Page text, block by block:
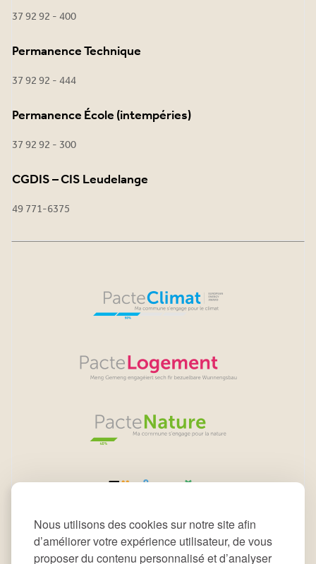
Nous utilisons des cookies sur notre site afin
d’améliorer votre expérience utilisateur, de vous
proposer du contenu personnalisé et d’analyser
37 92 92 - 400
Permanence Technique
37 92 92 - 444
Permanence École (intempéries)
37 92 92 - 300
CGDIS – CIS Leudelange
49 771-6375